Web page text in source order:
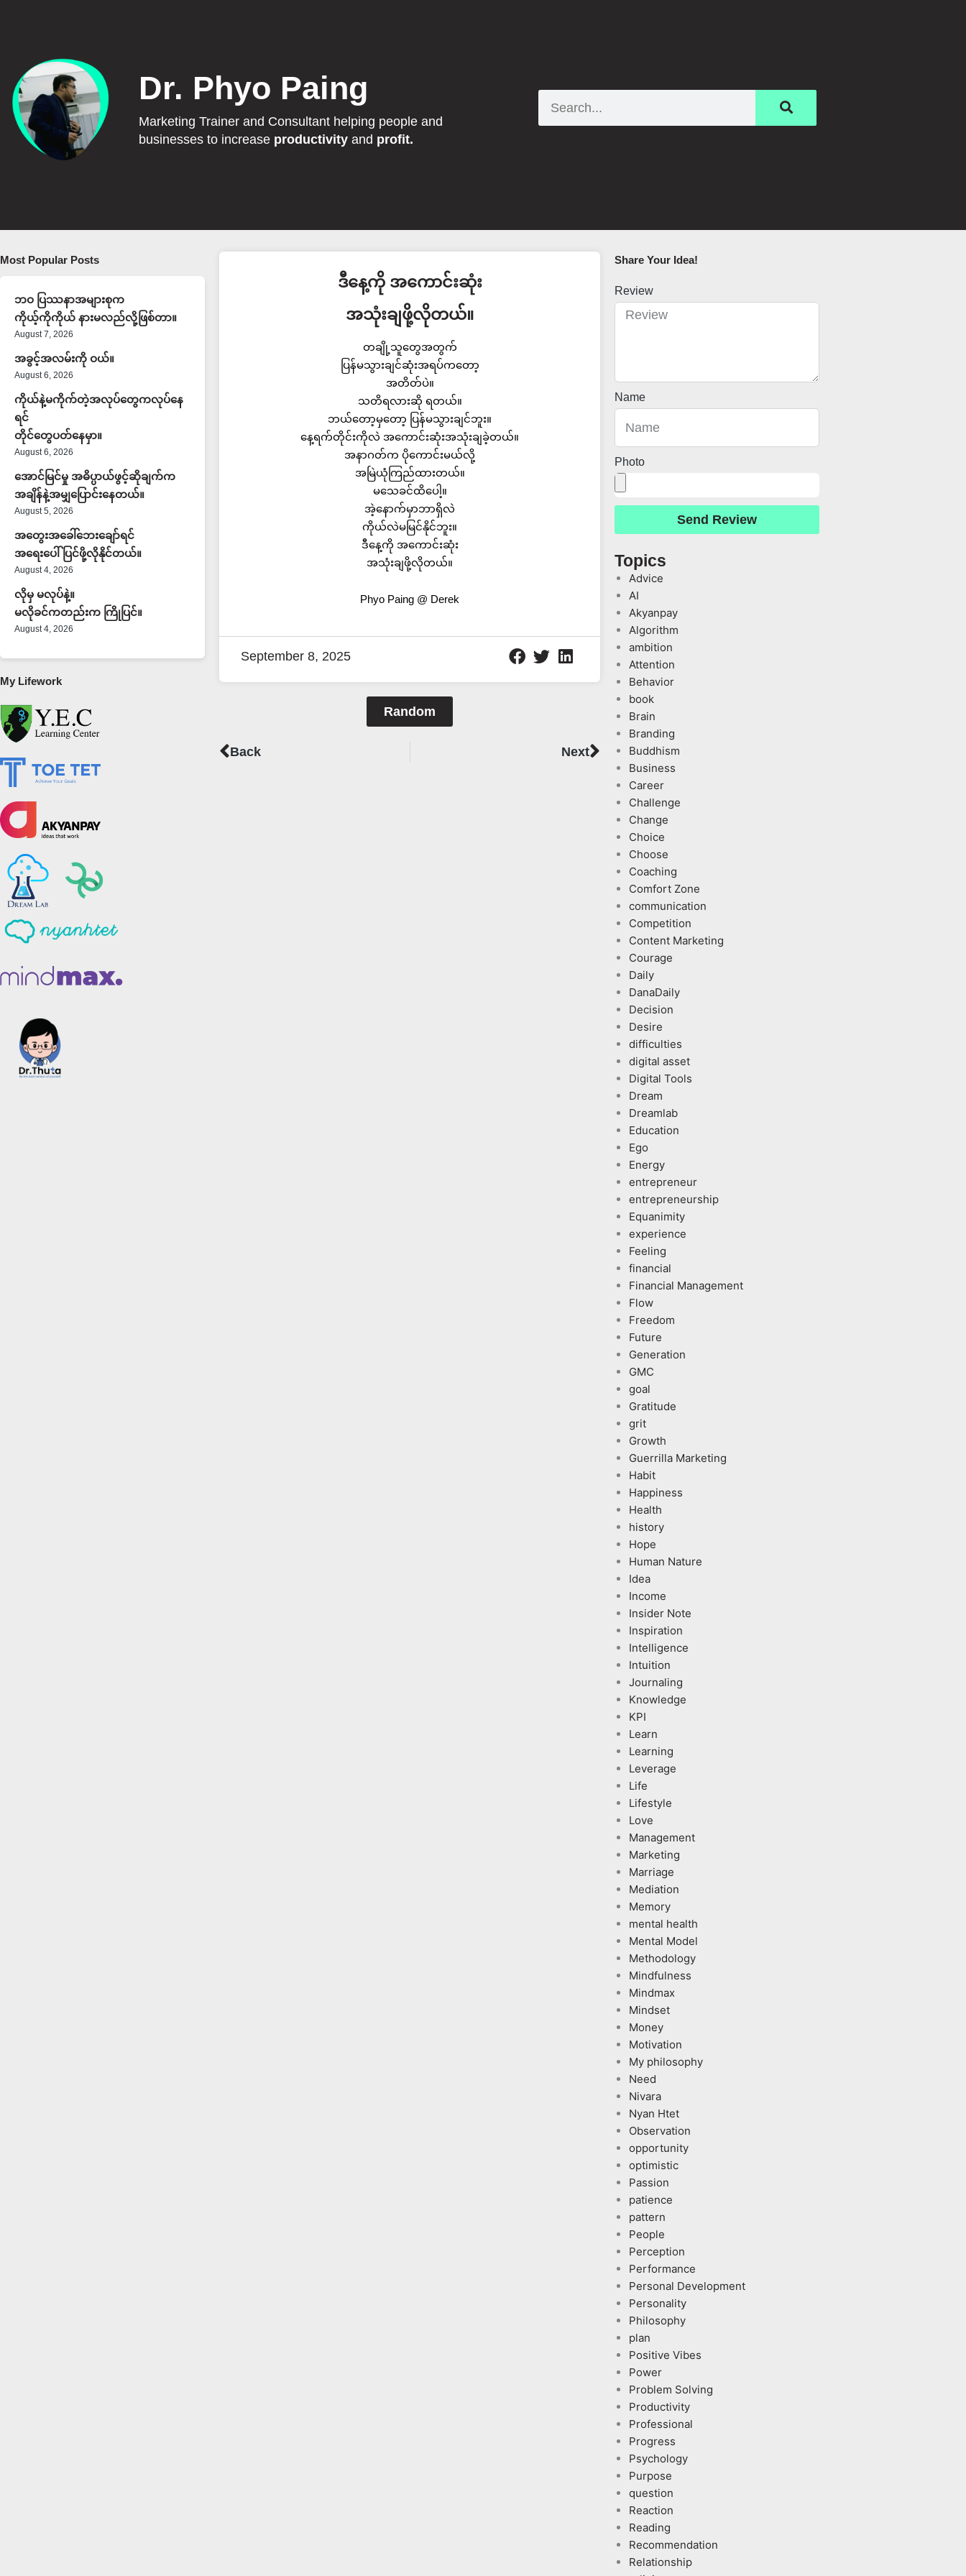
Dr. Phyo Paing
Marketing Trainer and Consultant helping people and
businesses to increase productivityand profit.
Most Popular Posts
ဘဝ ပြဿနာအများစုက
ကိုယ့်ကိုကိုယ် နားမလည်လို့ဖြစ်တာ။
August 7, 2026
အခွင့်အလမ်းကို ဝယ်။
August 6, 2026
ကိုယ်နဲ့မကိုက်တဲ့အလုပ်တွေကလုပ်နေ
ရင်
တိုင်တွေပတ်နေမှာ။
August 6, 2026
အောင်မြင်မှု အဓိပ္ပာယ်ဖွင့်ဆိုချက်က
အချိန်နဲ့အမျှပြောင်းနေတယ်။
August 5, 2026
အတွေးအခေါ်ဘေးချော်ရင်
အရေးပေါ်ပြင်ဖို့လိုနိုင်တယ်။
August 4, 2026
လိုမှ မလုပ်နဲ့။
မလိုခင်ကတည်းက ကြိုပြင်။
August 4, 2026
My Lifework
ဒီနေ့ကို အကောင်းဆုံး
အသုံးချဖို့လိုတယ်။
တချို့သူတွေအတွက်
ပြန်မသွားချင်ဆုံးအရပ်ကတော့
အတိတ်ပဲ။
သတိရလားဆို ရတယ်။
ဘယ်တော့မှတော့ ပြန်မသွားချင်ဘူး။
နေ့ရက်တိုင်းကိုလဲ အကောင်းဆုံးအသုံးချခဲ့တယ်။
အနာဂတ်က ပိုကောင်းမယ်လို့
အမြဲယုံကြည်ထားတယ်။
မသေခင်ထိပေါ့။
အဲ့နောက်မှာဘာရှိလဲ
ကိုယ်လဲမမြင်နိုင်ဘူး။
ဒီနေ့ကို အကောင်းဆုံး
အသုံးချဖို့လိုတယ်။
Phyo Paing @ Derek
September 8, 2025
Random
Prev
Back NextNext
Share Your Idea!​
Review
Name
Photo
Send Review
Topics
Advice
AI
Akyanpay
Algorithm
ambition
Attention
Behavior
book
Brain
Branding
Buddhism
Business
Career
Challenge
Change
Choice
Choose
Coaching
Comfort Zone
communication
Competition
Content Marketing
Courage
Daily
DanaDaily
Decision
Desire
difficulties
digital asset
Digital Tools
Dream
Dreamlab
Education
Ego
Energy
entrepreneur
entrepreneurship
Equanimity
experience
Feeling
financial
Financial Management
Flow
Freedom
Future
Generation
GMC
goal
Gratitude
grit
Growth
Guerrilla Marketing
Habit
Happiness
Health
history
Hope
Human Nature
Idea
Income
Insider Note
Inspiration
Intelligence
Intuition
Journaling
Knowledge
KPI
Learn
Learning
Leverage
Life
Lifestyle
Love
Management
Marketing
Marriage
Mediation
Memory
mental health
Mental Model
Methodology
Mindfulness
Mindmax
Mindset
Money
Motivation
My philosophy
Need
Nivara
Nyan Htet
Observation
opportunity
optimistic
Passion
patience
pattern
People
Perception
Performance
Personal Development
Personality
Philosophy
plan
Positive Vibes
Power
Problem Solving
Productivity
Professional
Progress
Psychology
Purpose
question
Reaction
Reading
Recommendation
Relationship